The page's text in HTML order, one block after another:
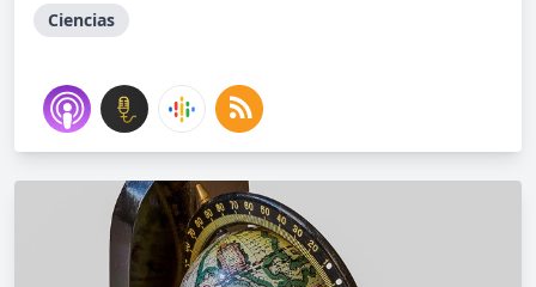
Ciencias